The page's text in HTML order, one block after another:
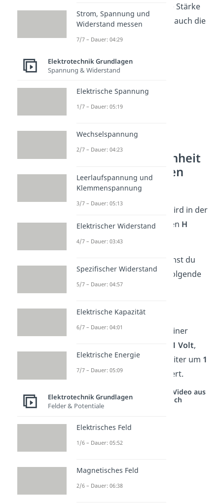
Spule erhöhen nämlich die Stärke
des Magnetfelds, weshalb auch die
Induktivität
Induktivität — Einheit
und Formelzeichen
Die Induktivität hat als
Formelzeichen
. Sie wird in der
Einheit mit dem Buchstaben H
(Henry) angegeben.
In Formelsammlungen siehst du
deshalb auch manchmal folgende
Kurzschreibweise
1 Henry entspricht dabei einer
1 Volt,
wenn sich der Strom im Leiter um 1
Ampere pro Sekunde
ändert.
Studyflix vernetzt: Hier ein Video aus
einem anderen Bereich
Strom, Spannung und
Widerstand messen
7/7 – Dauer: 04:29
Elektrotechnik Grundlagen
Spannung & Widerstand
Elektrische Spannung
1/7 – Dauer: 05:19
Wechselspannung
2/7 – Dauer: 04:23
Leerlaufspannung und
Klemmenspannung
3/7 – Dauer: 05:13
Elektrischer Widerstand
4/7 – Dauer: 03:43
Spezifischer Widerstand
5/7 – Dauer: 04:57
Elektrische Kapazität
6/7 – Dauer: 04:01
Elektrische Energie
7/7 – Dauer: 05:09
Elektrotechnik Grundlagen
Felder & Potentiale
Elektrisches Feld
1/6 – Dauer: 05:52
Magnetisches Feld
2/6 – Dauer: 06:38